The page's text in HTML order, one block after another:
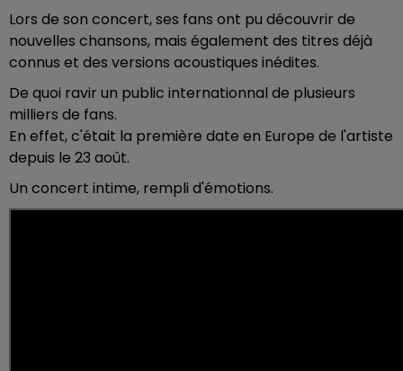
Lors de son concert, ses fans ont pu découvrir de
nouvelles chansons, mais également des titres déjà
connus et des versions acoustiques inédites.
De quoi ravir un public internationnal de plusieurs
milliers de fans.
En effet, c'était la première date en Europe de l'artiste
depuis le 23 août.
Un concert intime, rempli d'émotions.